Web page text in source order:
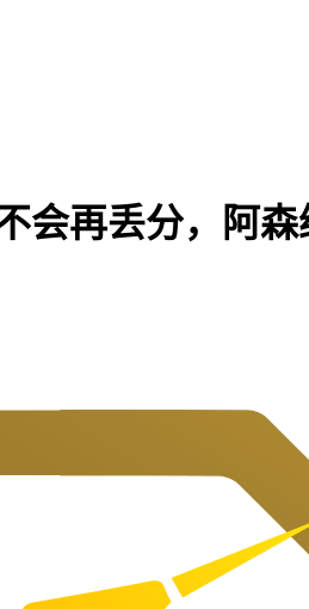
会再丢分，阿